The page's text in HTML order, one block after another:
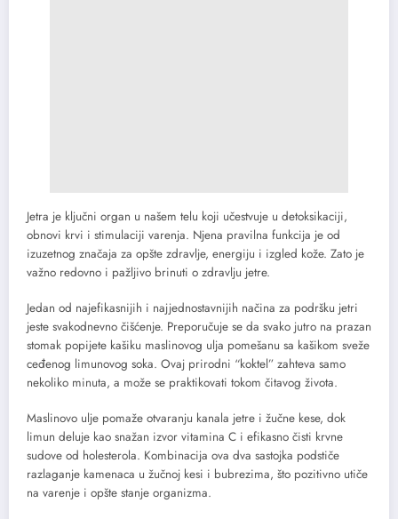
Jetra je ključni organ u našem telu koji učestvuje u detoksikaciji,
obnovi krvi i stimulaciji varenja. Njena pravilna funkcija je od
izuzetnog značaja za opšte zdravlje, energiju i izgled kože. Zato je
važno redovno i pažljivo brinuti o zdravlju jetre.
Jedan od najefikasnijih i najjednostavnijih načina za podršku jetri
jeste svakodnevno čišćenje. Preporučuje se da svako jutro na prazan
stomak popijete kašiku maslinovog ulja pomešanu sa kašikom sveže
ceđenog limunovog soka. Ovaj prirodni “koktel” zahteva samo
nekoliko minuta, a može se praktikovati tokom čitavog života.
Maslinovo ulje pomaže otvaranju kanala jetre i žučne kese, dok
limun deluje kao snažan izvor vitamina C i efikasno čisti krvne
sudove od holesterola. Kombinacija ova dva sastojka podstiče
razlaganje kamenaca u žučnoj kesi i bubrezima, što pozitivno utiče
na varenje i opšte stanje organizma.